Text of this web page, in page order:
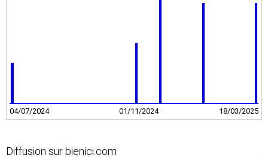
04/07/2024 01/11/2024 18/03/2025
Diffusion sur bienici.com